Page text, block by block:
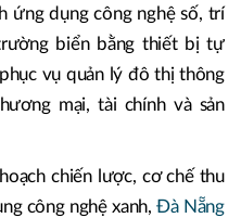
ứng dụng công nghệ số, trí
biển bằng thiết bị tự
vụ quản lý đô thị thông
mại, tài chính và sản
chiến lược, cơ chế thu
công nghệ xanh,Đà Nẵng